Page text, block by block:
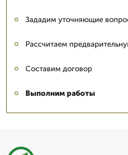
Зададим уточняющие
Рассчитаем
Составим договор
Выполним работы